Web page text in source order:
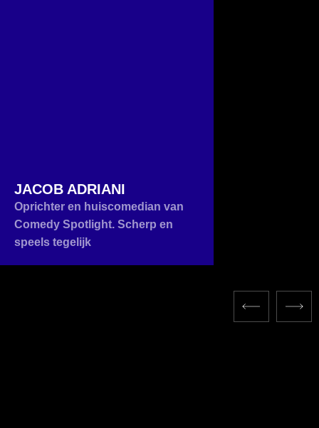
JACOB ADRIANI
Oprichter en huiscomedian van
Comedy Spotlight. Scherp en
speels tegelijk